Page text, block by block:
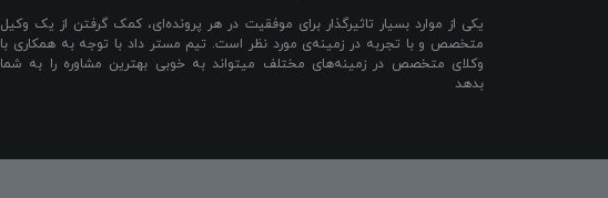
یکی از موارد بسیار تاثیرگذار برای موفقیت در هر پرونده‌ای، کمک گرفتن از یک وکیل
متخصص و با تجربه در زمینه‌ی مورد نظر است. تیم مستر داد با توجه به همکاری با
وکلای متخصص در زمینه‌های مختلف میتواند به خوبی بهترین مشاوره را به شما
بدهد